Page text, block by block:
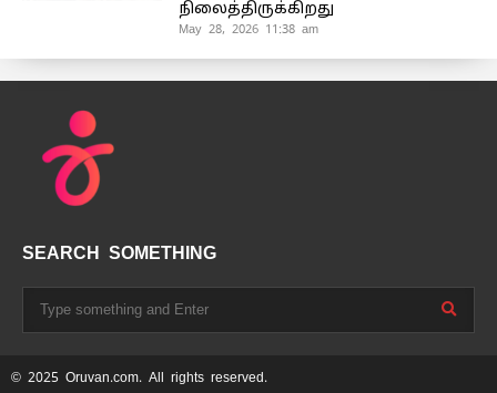
நிலைத்திருக்கிறது
May 28, 2026 11:38 am
SEARCH SOMETHING
© 2025 Oruvan.com. All rights reserved.